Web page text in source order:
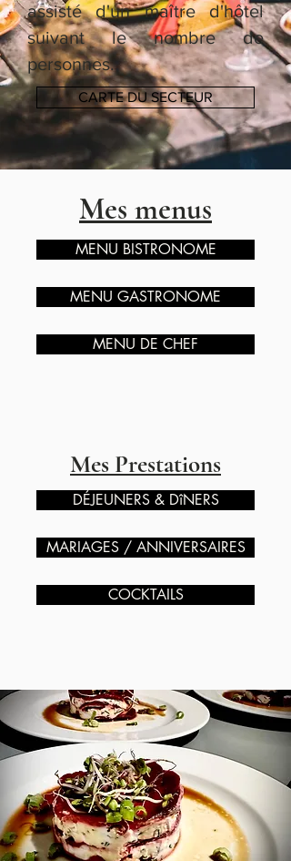
assisté d'un maître d'hôtel
suivant le nombre de
personnes.
CARTE DU SECTEUR
Mes menus
MENU BISTRONOME
MENU GASTRONOME
MENU DE CHEF
Mes Prestations
DÉJEUNERS & DîNERS
MARIAGES / ANNIVERSAIRES
COCKTAILS